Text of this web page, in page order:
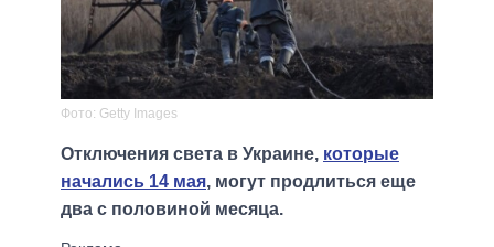
Фото: Getty Images
Отключения света в Украине, которые
начались 14 мая, могут продлиться еще
два с половиной месяца.